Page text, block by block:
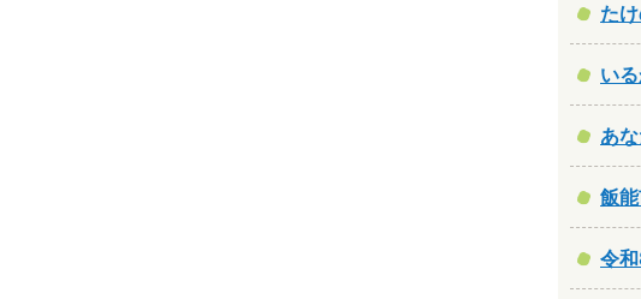
た
い
あ
飯
令